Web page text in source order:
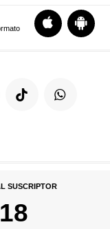
SUSCRIPTOR